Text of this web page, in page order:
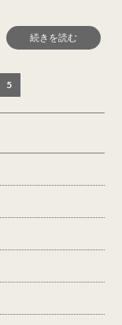
続きを読む
5